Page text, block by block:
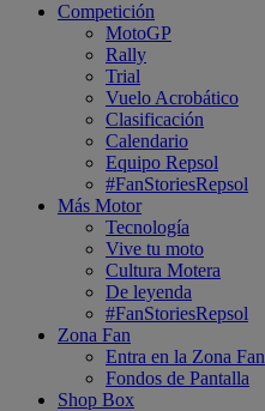
Competición
MotoGP
Rally
Trial
Vuelo Acrobático
Clasificación
Calendario
Equipo Repsol
#FanStoriesRepsol
Más Motor
Tecnología
Vive tu moto
Cultura Motera
De leyenda
#FanStoriesRepsol
Zona Fan
Entra en la Zona Fan
Fondos de Pantalla
Shop Box